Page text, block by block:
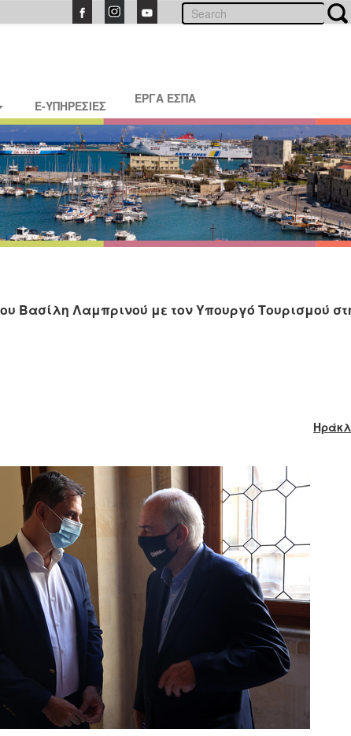
E-ΥΠΗΡΕΣΙΕΣ ΕΡΓΑ ΕΣΠΑ
Βασίλη Λαμπρινού με τον Υπουργό Τουρισμού